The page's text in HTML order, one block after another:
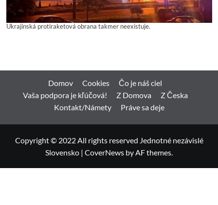
Ukrajinská protiraketová obrana takmer neexistuje.
Domov Cookies
Čo je náš ciel
Vaša podpora je kľúčová!
Z Domova
Z Česka
Kontakt/Námety
Práve sa deje
Copyright © 2022 All rights reserved Jednotné nezávislé
Slovensko | CoverNews by AF themes.